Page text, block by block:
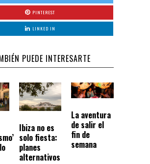
PINTEREST
LINKED IN
PUEDE INTERESARTE
Ibiza no es
solo fiesta:
planes
alternativos
La aventura
de salir el
fin de
semana